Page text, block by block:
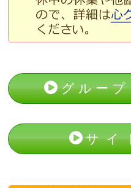
グルー
サイ